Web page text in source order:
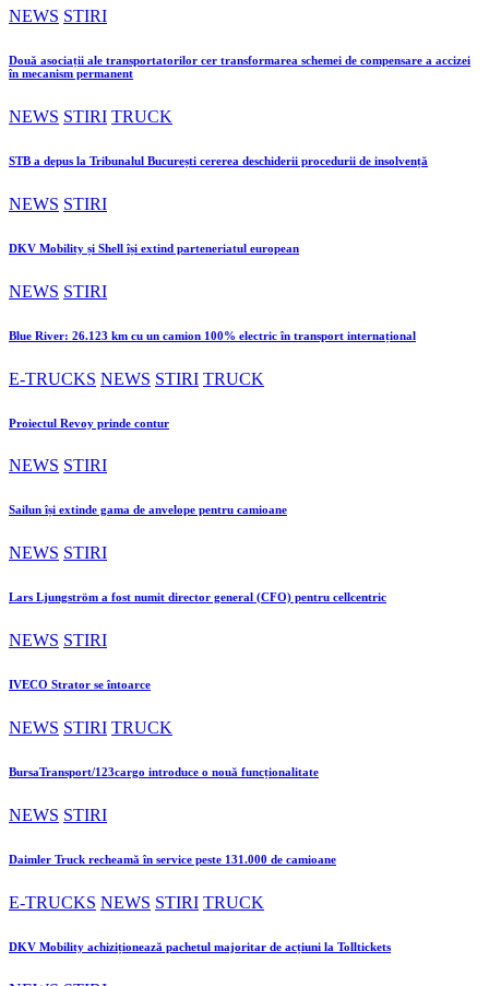
NEWS STIRI
Două asociații ale transportatorilor cer transformarea schemei de compensare a accizei
în mecanism permanent
NEWS STIRI TRUCK
STB a depus la Tribunalul București cererea deschiderii procedurii de insolvență
NEWS STIRI
DKV Mobility și Shell își extind parteneriatul european
NEWS STIRI
Blue River: 26.123 km cu un camion 100% electric în transport internațional
E-TRUCKS NEWS STIRI TRUCK
Proiectul Revoy prinde contur
NEWS STIRI
Sailun își extinde gama de anvelope pentru camioane
NEWS STIRI
Lars Ljungström a fost numit director general (CFO) pentru cellcentric
NEWS STIRI
IVECO Strator se întoarce
NEWS STIRI TRUCK
BursaTransport/123cargo introduce o nouă funcționalitate
NEWS STIRI
Daimler Truck recheamă în service peste 131.000 de camioane
E-TRUCKS NEWS STIRI TRUCK
DKV Mobility achiziționează pachetul majoritar de acțiuni la Tolltickets